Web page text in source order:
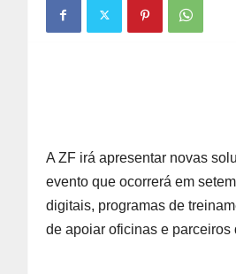
A ZF irá apresentar novas
evento que ocorrerá em
digitais, programas de
de apoiar oficinas e parceiros